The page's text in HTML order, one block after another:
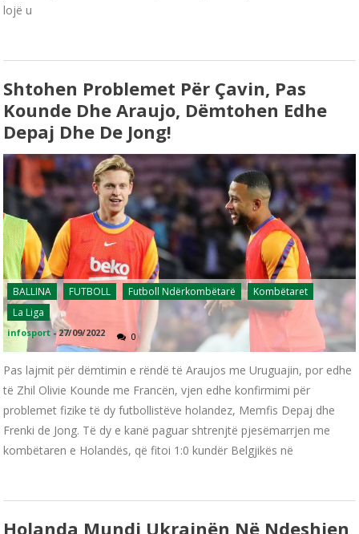
lojë u
Shtohen Problemet Për Çavin, Pas
Kounde Dhe Araujo, Dëmtohen Edhe
Depaj Dhe De Jong!
BALLINA FUTBOLL Futboll Ndërkombëtarë
Kombëtaret
La Liga
infosport -27/09/2022 0
Pas lajmit për dëmtimin e rëndë të Araujos me Uruguajin, por edhe
të Zhil Olivie Kounde me Francën, vjen edhe konfirmimi për
problemet fizike të dy futbollistëve holandez, Memfis Depaj dhe
Frenki de Jong. Të dy e kanë paguar shtrenjtë pjesëmarrjen me
kombëtaren e Holandës, që fitoi 1:0 kundër Belgjikës në
Holanda Mundi Ukrainën Në Ndeshjen